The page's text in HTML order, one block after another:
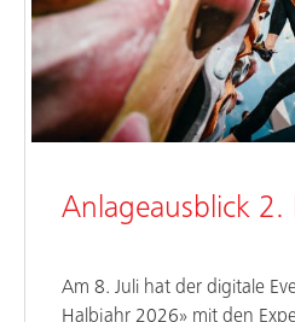
Anlageausblick
Am 8. Juli hat der digitale
Halbjahr 2026» mit den